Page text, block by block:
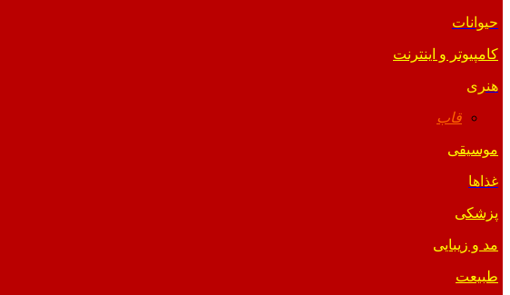
حیوانات
کامپیوتر و اینترنت
هنری
قاب
موسیقی
غذاها
پزشکی
مد و زیبایی
طبیعت